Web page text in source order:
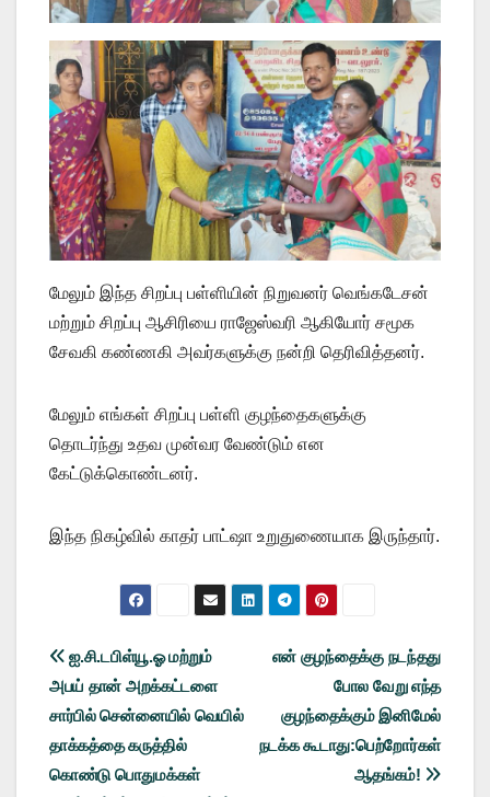
மேலும் இந்த சிறப்பு பள்ளியின் நிறுவனர் வெங்கடேசன்
மற்றும் சிறப்பு ஆசிரியை ராஜேஸ்வரி ஆகியோர் சமூக
சேவகி கண்ணகி அவர்களுக்கு நன்றி தெரிவித்தனர்.
மேலும் எங்கள் சிறப்பு பள்ளி குழந்தைகளுக்கு
தொடர்ந்து உதவ முன்வர வேண்டும் என
கேட்டுக்கொண்டனர்.
இந்த நிகழ்வில் காதர் பாட்ஷா உறுதுணையாக இருந்தார்.
Post
navigation
என் குழந்தைக்கு நடந்தது
போல வேறு எந்த
குழந்தைக்கும் இனிமேல்
நடக்க கூடாது:பெற்றோர்கள்
ஆதங்கம்!
ஐ.சி.டபிள்யூ.ஓ மற்றும்
அபய் தான் அறக்கட்டளை
சார்பில் சென்னையில் வெயில்
தாக்கத்தை கருத்தில்
கொண்டு பொதுமக்கள்